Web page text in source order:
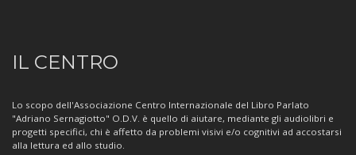
Informazioni
sul
Centro
IL CENTRO
Lo scopo dell'Associazione Centro Internazionale del Libro Parlato
"Adriano Sernagiotto" O.D.V. è quello di aiutare, mediante gli audiolibri e
progetti specifici, chi è affetto da problemi visivi e/o cognitivi ad accostarsi
alla lettura ed allo studio.